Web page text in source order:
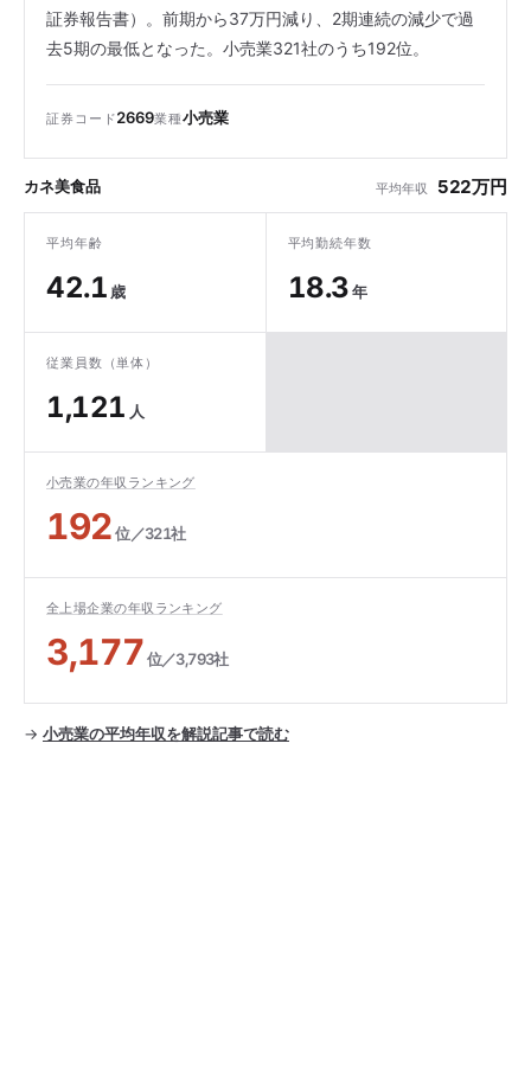
証券報告書）。前期から37万円減り、2期連続の減少で過
去5期の最低となった。小売業321社のうち192位。
証券コード2669業種小売業
カネ美食品 平均年収 522万円
平均年齢
42.1 歳
平均勤続年数
18.3年
従業員数（単体）
1,121 人
小売業の年収ランキング
192位／321社
全上場企業の年収ランキング
3,177位／3,793社
→ 小売業の平均年収を解説記事で読む